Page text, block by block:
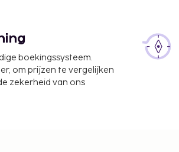
boekingssysteem.
om prijzen te vergelijken
zekerheid van ons